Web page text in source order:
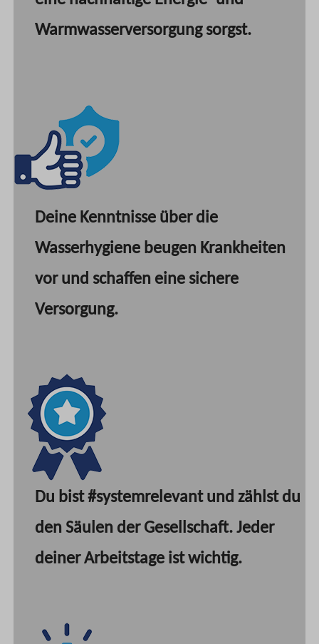
Warmwasserversorgung sorgst.
Deine Kenntnisse über die
Wasserhygiene beugen Krankheiten
vor und schaffen eine sichere
Versorgung.
Du bist #systemrelevant und zählst du
den Säulen der Gesellschaft. Jeder
deiner Arbeitstage ist wichtig.